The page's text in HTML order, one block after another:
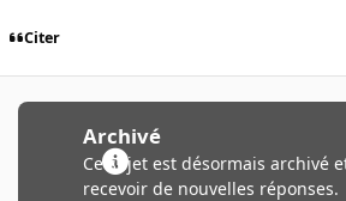
Citer
Archivé
Ce sujet est désormais archivé
recevoir de nouvelles réponses.